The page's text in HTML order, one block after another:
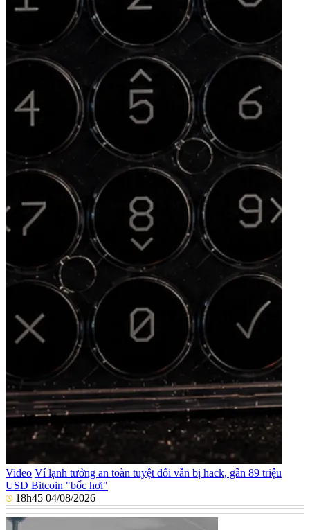
Video Ví lạnh tưởng an toàn tuyệt đối vẫn bị hack, gần 89 triệu
USD Bitcoin "bốc hơi"
18h45 04/08/2026